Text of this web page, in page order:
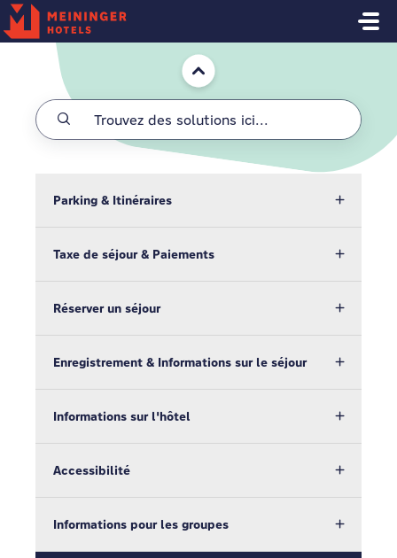
Passer au contenu principal
Accueil
Parking & Itinéraires
Taxe de séjour & Paiements
Réserver un séjour
Enregistrement & Informations sur le séjour
Informations sur l'hôtel
Accessibilité
Informations pour les groupes